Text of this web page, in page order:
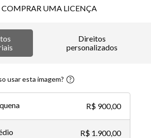
COMPRAR UMA LICENÇA
Direitos
personalizados
usar esta imagem?
R$ 900,00
R$ 1.900,00